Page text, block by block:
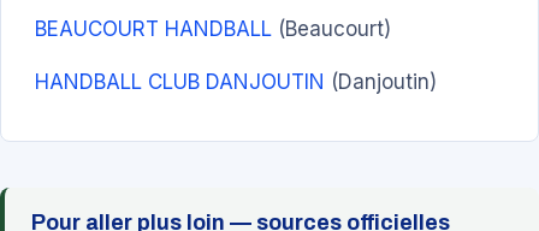
BEAUCOURT HANDBALL (Beaucourt)
HANDBALL CLUB DANJOUTIN (Danjoutin)
Pour aller plus loin — sources officielles